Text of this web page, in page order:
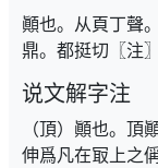
顚也。从頁丁聲。
鼎。都挺切〖注
说文解字注
（頂）顚也。
伸爲凡在冣上之